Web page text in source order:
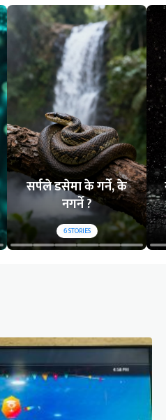
सर्पले डसेमा के गर्ने, के
नगर्ने ?
6STORIES